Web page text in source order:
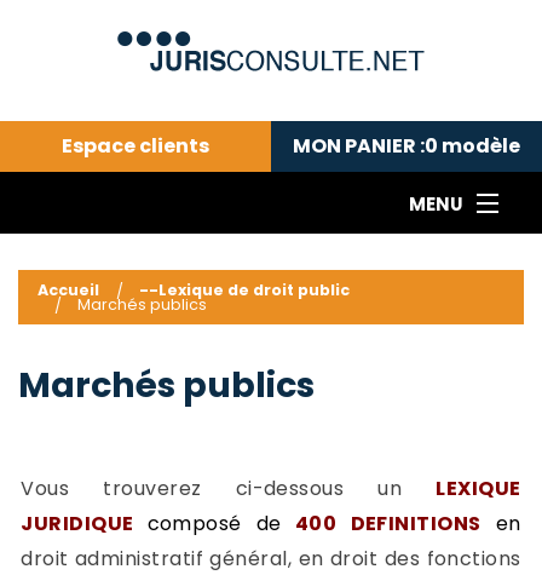
Espace clients MON PANIER :0 modèle
MENU
---Actualités du droit public---
Droit pénal---
Abonnement aux actualités
Accueil --Lexique de droit public
Marchés publics
Marchés publics
Vous trouverez ci-dessous un LEXIQUE
JURIDIQUE composé de 400 DEFINITIONS
en
droit administratif général, en droit des fonctions